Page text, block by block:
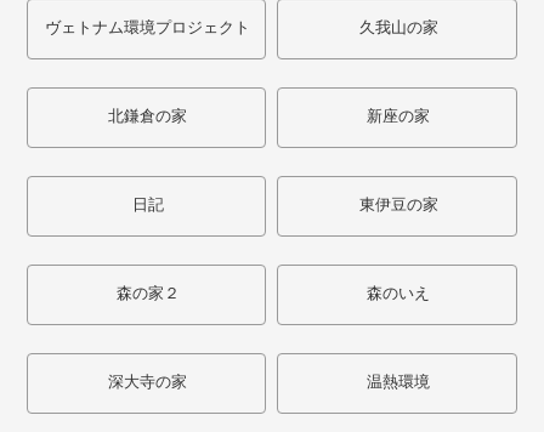
ヴェトナム環境プロジェクト 久我山の家
北鎌倉の家 新座の家
日記 東伊豆の家
森の家２ 森のいえ
深大寺の家 温熱環境